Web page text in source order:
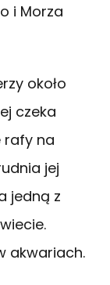
i Morza
około
czeka
rafy na
jej
jedną z
akwariach.